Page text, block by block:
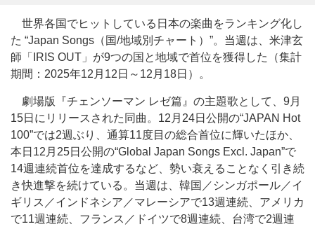
世界各国でヒットしている日本の楽曲をランキング化し
た “Japan Songs（国/地域別チャート）”。当週は、米津玄
師「IRIS OUT」が9つの国と地域で首位を獲得した（集計
期間：2025年12月12日～12月18日）。
劇場版『チェンソーマン レゼ篇』の主題歌として、9月
15日にリリースされた同曲。12月24日公開の“JAPAN Hot
100”では2週ぶり、通算11度目の総合首位に輝いたほか、
本日12月25日公開の“Global Japan Songs Excl. Japan”で
14週連続首位を達成するなど、勢い衰えることなく引き続
き快進撃を続けている。当週は、韓国／シンガポール／イ
ギリス／インドネシア／マレーシアで13週連続、アメリカ
で11週連続、フランス／ドイツで8週連続、台湾で2週連